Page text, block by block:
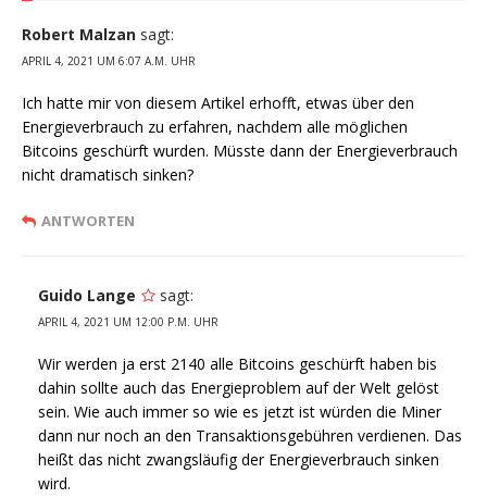
Robert Malzan sagt:
APRIL 4, 2021 UM 6:07 A.M. UHR
Ich hatte mir von diesem Artikel erhofft, etwas über den
Energieverbrauch zu erfahren, nachdem alle möglichen
Bitcoins geschürft wurden. Müsste dann der Energieverbrauch
nicht dramatisch sinken?
ANTWORTEN
Guido Lange sagt:
APRIL 4, 2021 UM 12:00 P.M. UHR
Wir werden ja erst 2140 alle Bitcoins geschürft haben bis
dahin sollte auch das Energieproblem auf der Welt gelöst
sein. Wie auch immer so wie es jetzt ist würden die Miner
dann nur noch an den Transaktionsgebühren verdienen. Das
heißt das nicht zwangsläufig der Energieverbrauch sinken
wird.